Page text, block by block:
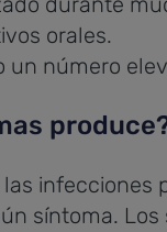
orales.
un número
infecciones
síntoma. Los